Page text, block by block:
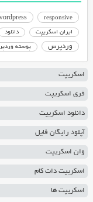
responsive
ایران اسکریپت دانلود
وردپرس پوسته
اسکریپت
فری اسکریپت
دانلود اسکریپت
آپلود رایگان فایل
وان اسکریپت
اسکریپت دات کام
اسکریپت ها